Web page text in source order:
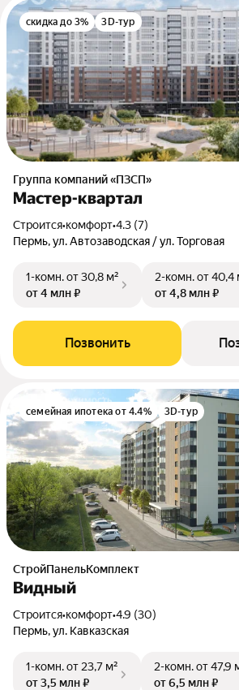
скидка до 3% 3D-тур
Группа компаний «ПЗСП»
Мастер-квартал
Строится•комфорт•4.3 (7)
Пермь, ул. Автозаводская / ул. Торговая
1-комн.от 30,8 м²
от 4 млн ₽
2-комн.от 40,4
от 4,8 млн ₽
Позвонить
семейная ипотека от 4.4% 3D-тур
СтройПанельКомплект
Видный
Строится•комфорт•4.9 (30)
Пермь, ул. Кавказская
1-комн.от 23,7 м²
от 3,5 млн ₽
2-комн.от 47,9
от 6,5 млн ₽